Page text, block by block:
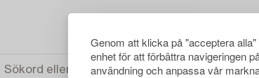
Genom att klicka på "acceptera
enhet för att förbättra navigeringen
användning och anpassa vår